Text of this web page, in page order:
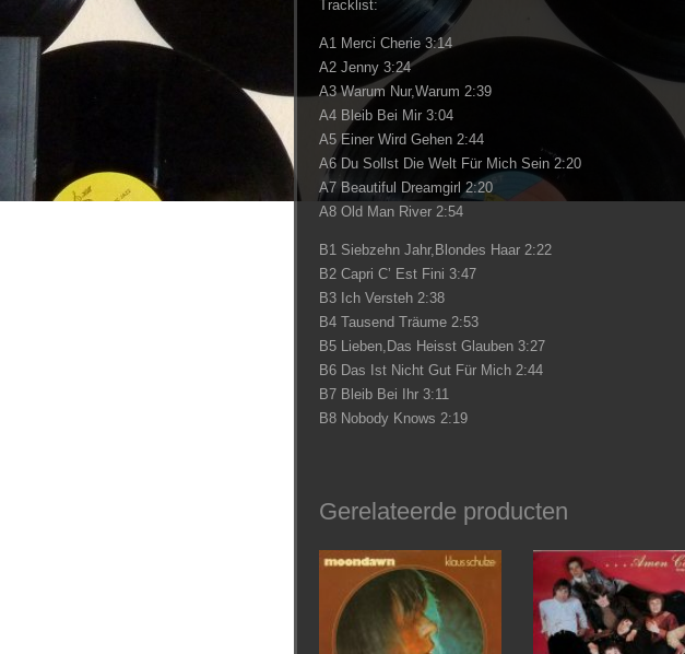
Tracklist:
A1 Merci Cherie 3:14
A2 Jenny 3:24
A3 Warum Nur,Warum 2:39
A4 Bleib Bei Mir 3:04
A5 Einer Wird Gehen 2:44
A6 Du Sollst Die Welt Für Mich Sein 2:20
A7 Beautiful Dreamgirl 2:20
A8 Old Man River 2:54
B1 Siebzehn Jahr,Blondes Haar 2:22
B2 Capri C’ Est Fini 3:47
B3 Ich Versteh 2:38
B4 Tausend Träume 2:53
B5 Lieben,Das Heisst Glauben 3:27
B6 Das Ist Nicht Gut Für Mich 2:44
B7 Bleib Bei Ihr 3:11
B8 Nobody Knows 2:19
Gerelateerde producten